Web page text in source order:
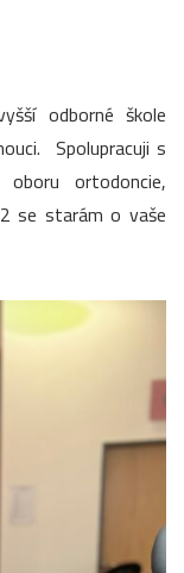
odborné škole
Spolupracuji s
ortodoncie,
se starám o vaše